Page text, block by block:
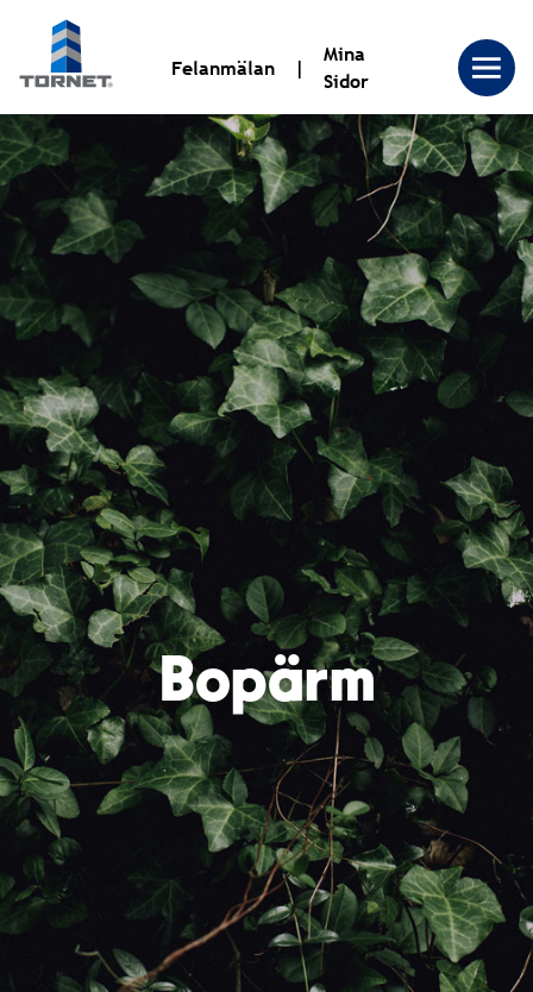
Tornet
Bostadsproduktion
AB
|
Tornet
Felanmälan
Mina
Sidor
Bopärm